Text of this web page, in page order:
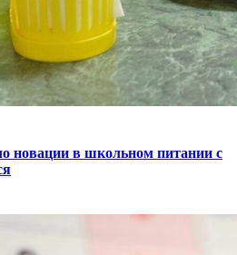
новации в школьном питании с